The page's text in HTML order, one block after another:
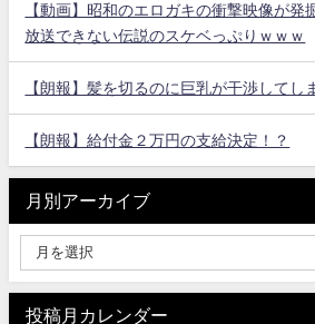
【動画】昭和のエロガキの衝撃映像が発
放送できない伝説のスケベっぷりｗｗｗ
【朗報】髪を切るのに巨乳が干渉してし
【朗報】給付金２万円の支給決定！？
月別アーカイブ
投稿月カレンダー